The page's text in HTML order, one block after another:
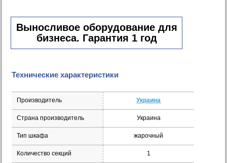
Выносливое оборудование для
бизнеса. Гарантия 1 год
Технические характеристики
Производитель Украина
Страна производитель Украина
Тип шкафа жарочный
Количество секций 1